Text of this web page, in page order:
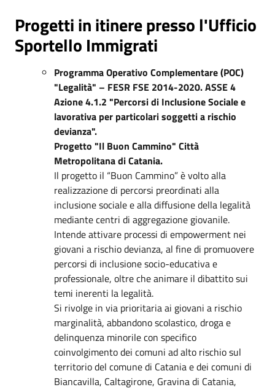
Progetti in itinere presso l'Ufficio
Sportello Immigrati
Programma Operativo Complementare (POC)
"Legalità" – FESR FSE 2014-2020. ASSE 4
Azione 4.1.2 "Percorsi di Inclusione Sociale e
lavorativa per particolari soggetti a rischio
devianza".
Progetto "Il Buon Cammino" Città
Metropolitana di Catania.
Il progetto il “Buon Cammino” è volto alla
realizzazione di percorsi preordinati alla
inclusione sociale e alla diffusione della legalità
mediante centri di aggregazione giovanile.
Intende attivare processi di empowerment nei
giovani a rischio devianza, al fine di promuovere
percorsi di inclusione socio-educativa e
professionale, oltre che animare il dibattito sui
temi inerenti la legalità.
Si rivolge in via prioritaria ai giovani a rischio
marginalità, abbandono scolastico, droga e
delinquenza minorile con specifico
coinvolgimento dei comuni ad alto rischio sul
territorio del comune di Catania e dei comuni di
Biancavilla, Caltagirone, Gravina di Catania,